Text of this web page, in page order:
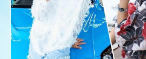
全てのイベントを見る
主催者様向けサービス